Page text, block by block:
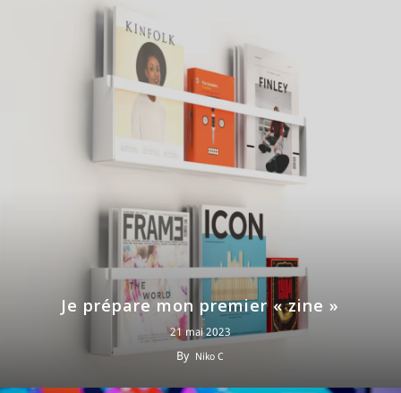
Je prépare mon premier « zine »
21 mai 2023
By Niko C